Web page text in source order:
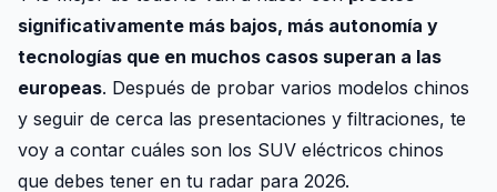
significativamente más bajos, más autonomía y
tecnologías que en muchos casos superan a las
europeas. Después de probar varios modelos chinos
y seguir de cerca las presentaciones y filtraciones, te
voy a contar cuáles son los SUV eléctricos chinos
que debes tener en tu radar para 2026.